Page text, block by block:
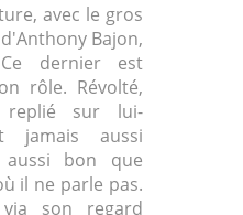
avec le gros
Bajon,
dernier est
rôle. Révolté,
replié sur lui-
jamais aussi
aussi bon que
il ne parle pas.
son regard